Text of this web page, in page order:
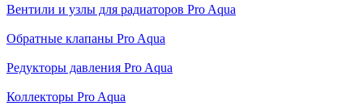
Вентили и узлы для радиаторов Pro Aqua
Обратные клапаны Pro Aqua
Редукторы давления Pro Aqua
Коллекторы Pro Aqua